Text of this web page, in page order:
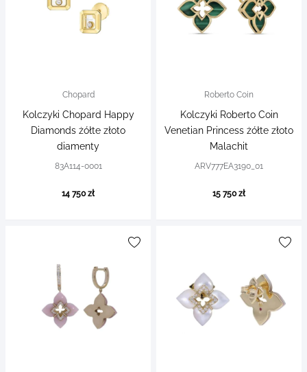
Chopard
Kolczyki Chopard Happy
Diamonds żółte złoto
diamenty
83A114-0001
14 750 zł
Roberto Coin
Kolczyki Roberto Coin
Venetian Princess żółte złoto
Malachit
ARV777EA3190_01
15 750 zł